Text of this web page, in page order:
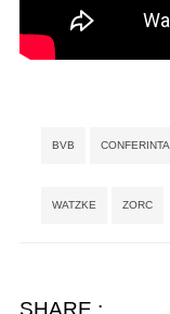
BVB CONFERINTA
WATZKE ZORC
SHARE :